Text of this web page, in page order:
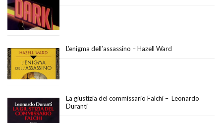
L’enigma dell’assassino – Hazell Ward
La giustizia del commissario Falchi – Leonardo
Duranti